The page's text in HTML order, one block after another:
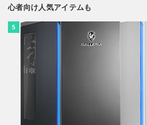
心者向け人気アイテムも
5